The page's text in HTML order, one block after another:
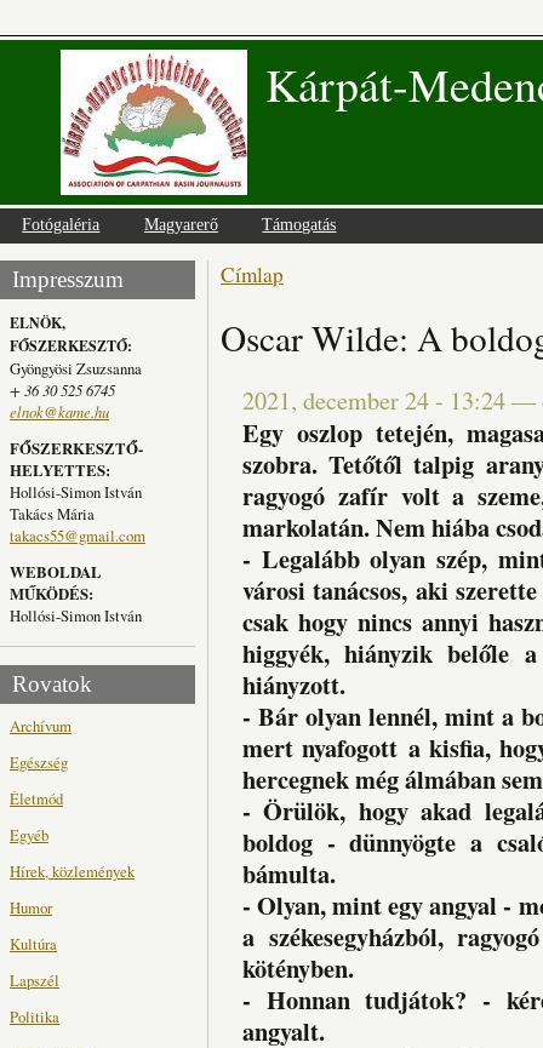
Kárpát-
Fotógaléria Magyarerő Támogatás
Impresszum
ELNÖK,
FŐSZERKESZTŐ:
Gyöngyösi Zsuzsanna
+ 36 30 525 6745
elnok@kame.hu
FŐSZERKESZTŐ-
HELYETTES:
Hollósi-Simon István
Takács Mária
takacs55@gmail.com
WEBOLDAL
MŰKÖDÉS:
Hollósi-Simon István
Rovatok
Archívum
Egészség
Életmód
Egyéb
Hírek, közlemények
Humor
Kultúra
Lapszél
Politika
Jelenlegi hely
Címlap
Oscar Wilde: A
2021, december 24 - 13:24—
Egy oszlop tetején,
szobra. Tetőtől talpig
ragyogó zafír volt a
markolatán. Nem hiába
- Legalább olyan szép,
városi tanácsos, aki
csak hogy nincs annyi
higgyék, hiányzik belőle
hiányzott.
- Bár olyan lennél, mint a
mert nyafogott a kisfia,
hercegnek még álmában
- Örülök, hogy akad
boldog - dünnyögte a
bámulta.
- Olyan, mint egy angyal -
a székesegyházból,
kötényben.
- Honnan tudjátok? -
angyalt.